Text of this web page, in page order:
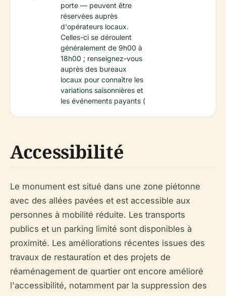
porte — peuvent être
réservées auprès
d'opérateurs locaux.
Celles-ci se déroulent
généralement de 9h00 à
18h00 ; renseignez-vous
auprès des bureaux
locaux pour connaître les
variations saisonnières et
les événements payants (
Accessibilité
Le monument est situé dans une zone piétonne
avec des allées pavées et est accessible aux
personnes à mobilité réduite. Les transports
publics et un parking limité sont disponibles à
proximité. Les améliorations récentes issues des
travaux de restauration et des projets de
réaménagement de quartier ont encore amélioré
l'accessibilité, notamment par la suppression des